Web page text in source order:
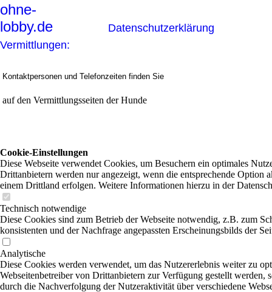
ohne-
lobby.de
Datenschutzerklärung
Vermittlungen:
Kontaktpersonen und Telefonzeiten finden Sie
auf den Vermittlungsseiten der Hunde
Cookie-Einstellungen
Diese Webseite verwendet Cookies, um Besuchern ein optimales
Drittanbietern werden nur angezeigt, wenn die entsprechende Option
einem Drittland erfolgen. Weitere Informationen hierzu in der
Technisch notwendige
Diese Cookies sind zum Betrieb der Webseite notwendig, z.B. zum
konsistenten und der Nachfrage angepassten Erscheinungsbilds der
Analytische
Diese Cookies werden verwendet, um das Nutzererlebnis weiter zu
Webseitenbetreiber von Drittanbietern zur Verfügung gestellt werden,
durch die Nachverfolgung der Nutzeraktivität über verschiedene